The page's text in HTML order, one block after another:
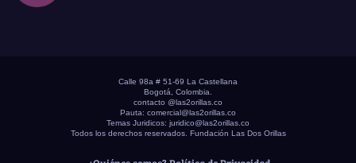
Calle 98a # 51-69 La Castellana
Bogotá, Colombia.
contacto @las2orillas.co
Pauta: comercial@las2orillas.co
Temas Juridicos: juridico@las2orillas.co
Todos los derechos reservados. Fundación Las Dos Orillas